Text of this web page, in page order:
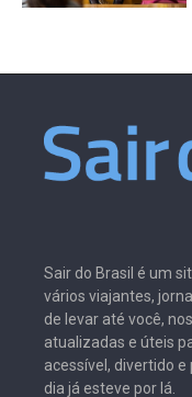
Sair do Brasil é um
vários viajantes,
de levar até você,
atualizadas e úteis
acessível, divertido
dia já esteve por lá.